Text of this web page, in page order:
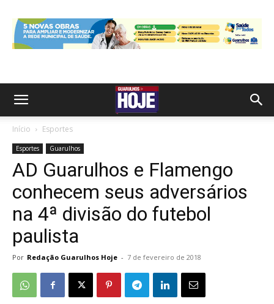
Início Esportes
Esportes Guarulhos
AD Guarulhos e Flamengo
conhecem seus adversários
na 4ª divisão do futebol
paulista
Por Redação Guarulhos Hoje - 7 de fevereiro de 2018